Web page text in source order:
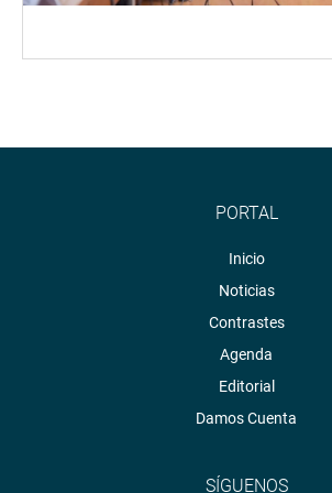
PORTAL
Inicio
Noticias
Contrastes
Agenda
Editorial
Damos Cuenta
SÍGUENOS